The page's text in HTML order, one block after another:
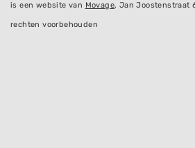
is een website van Movage, Jan Joostenstraat
rechten voorbehouden